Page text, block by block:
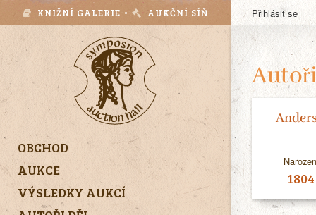
KNIŽNÍ GALERIE • AUKČNÍ SÍŇ
OBCHOD
AUKCE
VÝSLEDKY AUKCÍ
Přihlásit se
1804